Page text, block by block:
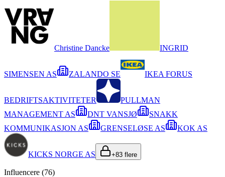
Christine Dancke INGRID
SIMENSEN AS ZALANDO SE IKEA FORUS
BEDRIFTSAKTIVITETER
PULLMAN
MANAGEMENT AS
DNT VANSJØ
SNAKK
KOMMUNIKASJON AS
GRENSELØSE AS KOK AS
KICKS NORGE AS +83 flere
Influencere (76)